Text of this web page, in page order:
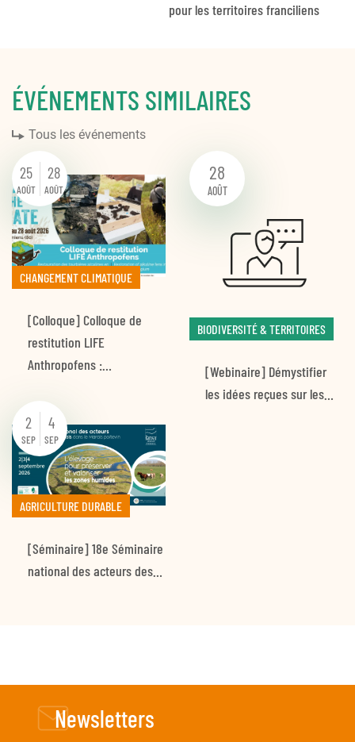
pour les territoires franciliens
ÉVÉNEMENTS SIMILAIRES
Tous les événements
CHANGEMENT CLIMATIQUE
25
AOÛT
28
AOÛT
[Colloque] Colloque de
restitution LIFE
Anthropofens :…
BIODIVERSITÉ & TERRITOIRES
28
AOÛT
[Webinaire] Démystifier
les idées reçues sur les…
AGRICULTURE DURABLE
2
SEP
4
SEP
[Séminaire] 18e Séminaire
national des acteurs des…
Newsletters